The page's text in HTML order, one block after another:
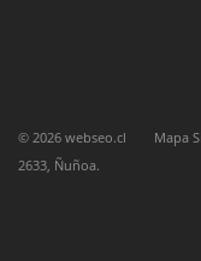
© 2026 webseo.cl Mapa
2633, Ñuñoa.